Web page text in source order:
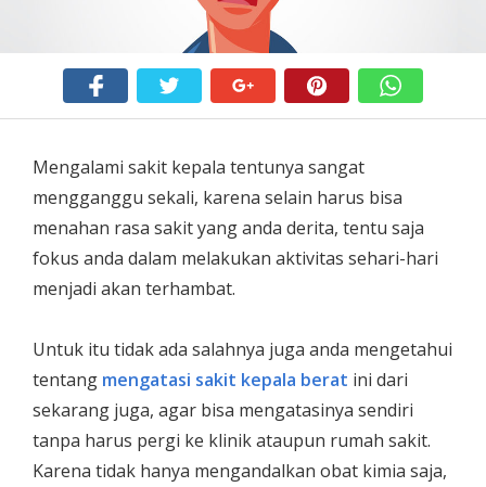
Mengalami sakit kepala tentunya sangat
mengganggu sekali, karena selain harus bisa
menahan rasa sakit yang anda derita, tentu saja
fokus anda dalam melakukan aktivitas sehari-hari
menjadi akan terhambat.
Untuk itu tidak ada salahnya juga anda mengetahui
tentang mengatasi sakit kepala berat ini dari
sekarang juga, agar bisa mengatasinya sendiri
tanpa harus pergi ke klinik ataupun rumah sakit.
Karena tidak hanya mengandalkan obat kimia saja,